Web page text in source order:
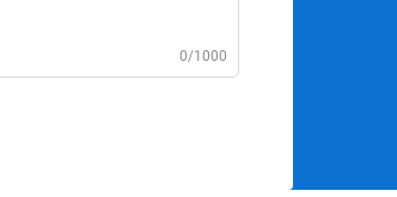
0/1000